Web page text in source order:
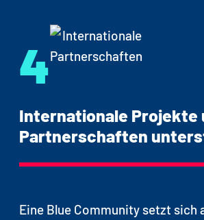
Mehrweg-Wasserflaschen für
Mitarbeitende oder als
4
Internationale Projekte
Partnerschaften
Eine Blue Community setzt sich